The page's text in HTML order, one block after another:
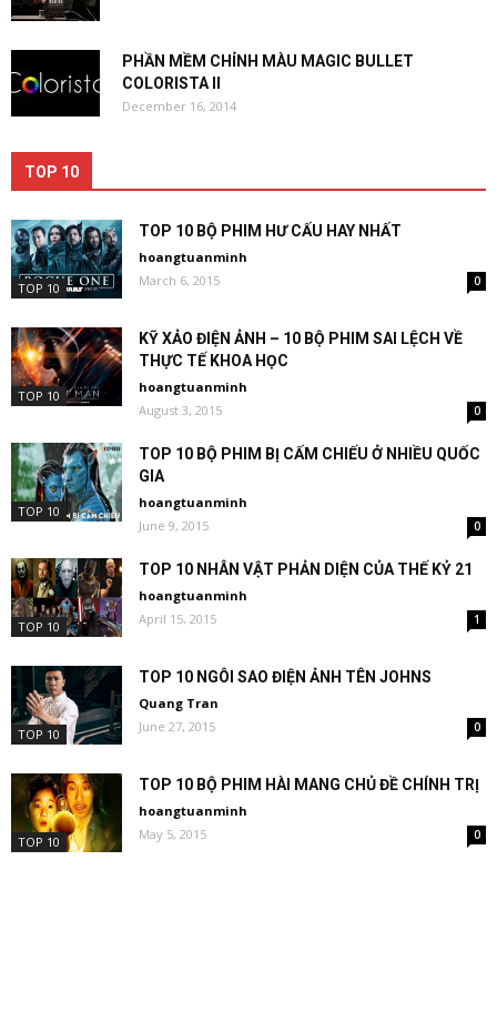
PHẦN MỀM CHỈNH MÀU MAGIC BULLET
COLORISTA II
December 16, 2014
TOP 10
TOP 10
TOP 10 BỘ PHIM HƯ CẤU HAY NHẤT
hoangtuanminh
March 6, 2015
0
TOP 10
KỸ XẢO ĐIỆN ẢNH – 10 BỘ PHIM SAI LỆCH VỀ
THỰC TẾ KHOA HỌC
hoangtuanminh
August 3, 2015
0
TOP 10
TOP 10 BỘ PHIM BỊ CẤM CHIẾU Ở NHIỀU QUỐC
GIA
hoangtuanminh
June 9, 2015
0
TOP 10
TOP 10 NHÂN VẬT PHẢN DIỆN CỦA THẾ KỶ 21
hoangtuanminh
April 15, 2015
1
TOP 10
TOP 10 NGÔI SAO ĐIỆN ẢNH TÊN JOHNS
Quang Tran
June 27, 2015
0
TOP 10
TOP 10 BỘ PHIM HÀI MANG CHỦ ĐỀ CHÍNH TRỊ
hoangtuanminh
May 5, 2015
0